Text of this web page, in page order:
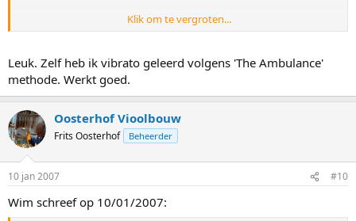
TIs wel engels, maar dat geeft hoop ik niet.
Suk6
Corne
Klik om te vergroten...
Leuk. Zelf heb ik vibrato geleerd volgens 'The Ambulance'
methode. Werkt goed.
Oosterhof Vioolbouw
Frits Oosterhof Beheerder
10 jan 2007 #10
Wim schreef op 10/01/2007: